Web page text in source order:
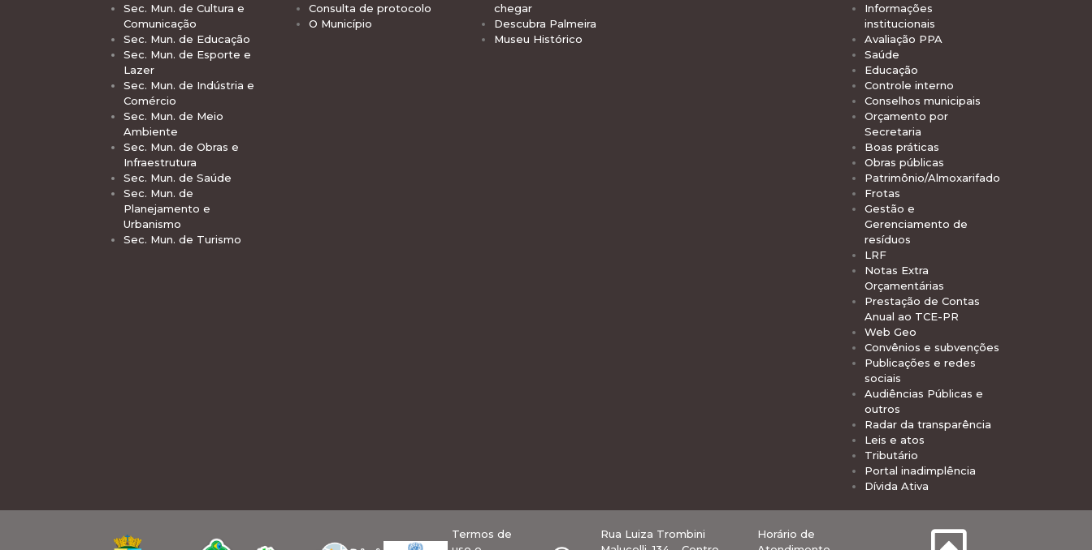
Sec. Mun. de Cultura e
Comunicação
Sec. Mun. de Educação
Sec. Mun. de Esporte e
Lazer
Sec. Mun. de Indústria e
Comércio
Sec. Mun. de Meio
Ambiente
Sec. Mun. de Obras e
Infraestrutura
Sec. Mun. de Saúde
Sec. Mun. de
Planejamento e
Urbanismo
Sec. Mun. de Turismo
Consulta de protocolo
O Município
chegar
Descubra Palmeira
Museu Histórico
Informações
institucionais
Avaliação PPA
Saúde
Educação
Controle interno
Conselhos municipais
Orçamento por
Secretaria
Boas práticas
Obras públicas
Patrimônio/Almoxarifado
Frotas
Gestão e
Gerenciamento de
resíduos
LRF
Notas Extra
Orçamentárias
Prestação de Contas
Anual ao TCE-PR
Web Geo
Convênios e subvenções
Publicações e redes
sociais
Audiências Públicas e
outros
Radar da transparência
Leis e atos
Tributário
Portal inadimplência
Dívida Ativa
Termos de
Rua Luiza Trombini
Horário de